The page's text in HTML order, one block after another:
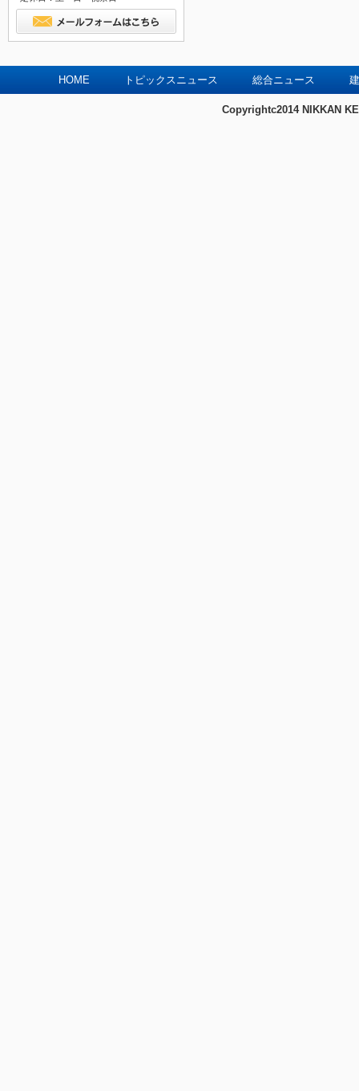
HOME トピックスニュース 総合ニュース
Copyrightc2014 NIKKAN